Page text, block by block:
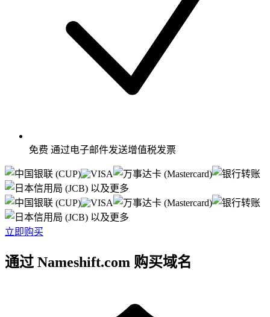
免费 通过电子邮件发送增值税发票
以及更多
以及更多
立即购买
通过 Nameshift.com 购买域名